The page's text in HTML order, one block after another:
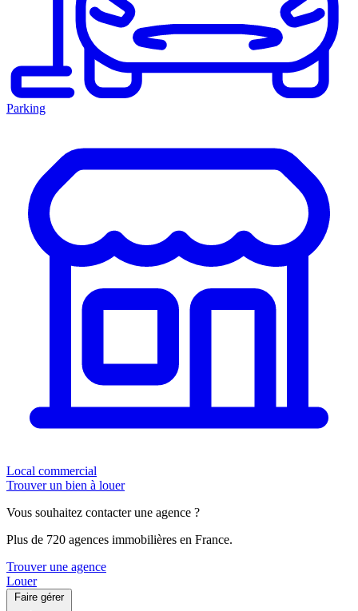
Parking
Local commercial
Trouver un bien à louer
Vous souhaitez contacter une agence ?
Plus de 720 agences immobilières en France.
Trouver une agence
Louer
Faire gérer